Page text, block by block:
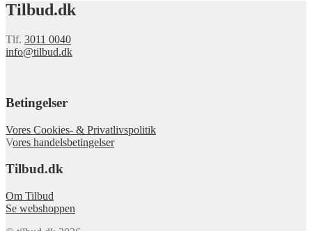
Tilbud.dk
Tlf. 3011 0040
info@tilbud.dk
Betingelser
Vores Cookies- & Privatlivspolitik
Vores handelsbetingelser
Tilbud.dk
Om Tilbud
Se webshoppen